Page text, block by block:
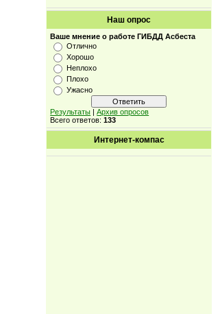
Наш опрос
Ваше мнение о работе ГИБДД Асбеста
Отлично
Хорошо
Неплохо
Плохо
Ужасно
Результаты |Архив опросов
Всего ответов:133
Интернет-компас